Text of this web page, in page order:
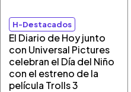
H-Destacados
El Diario de Hoy junto
con Universal Pictures
celebran el Día del Niño
con el estreno de la
película Trolls 3